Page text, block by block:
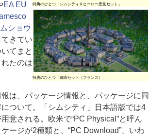
特典のひとつ「シムシティ＆ヒーロー悪党セット」
特典のひとつ「都市セット（フランス）」
EA EU
ショウ
きてい
てまと
たのは
は、パッケージ情報と、パッケージに同
ついて。「シムシティ」日本語版では4
意される。欧米で“PC Physical”と呼ん
ージが2種類と、“PC Download”、いわ